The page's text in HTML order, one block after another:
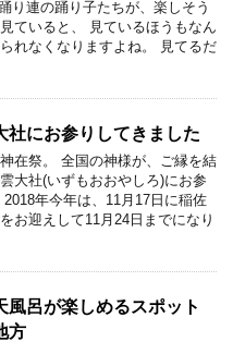
り連の踊り子たちが、楽しそう
ていると、 見ているほうもなん
れなくなりますよね。 見てるだ
社にお参りしてきました
在祭。 全国の神様が、ご縁を結
大社(いずもおおやしろ)にお参
年今年は、11月17日に稲佐
お迎えして11月24日までになり
風呂が楽しめるスポット
方